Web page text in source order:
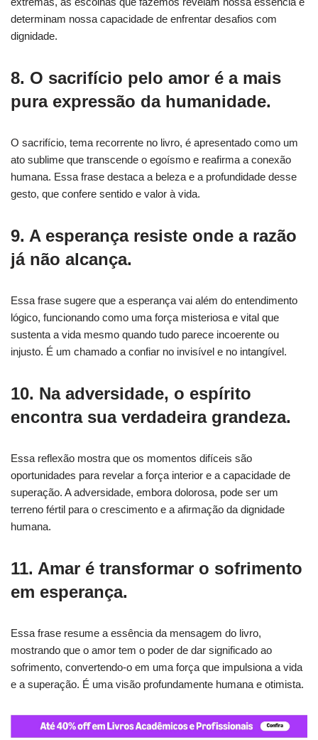
determinam nossa capacidade de enfrentar desafios com
dignidade.
8. O sacrifício pelo amor é a mais
pura expressão da humanidade.
O sacrifício, tema recorrente no livro, é apresentado como um
ato sublime que transcende o egoísmo e reafirma a conexão
humana. Essa frase destaca a beleza e a profundidade desse
gesto, que confere sentido e valor à vida.
9. A esperança resiste onde a razão
já não alcança.
Essa frase sugere que a esperança vai além do entendimento
lógico, funcionando como uma força misteriosa e vital que
sustenta a vida mesmo quando tudo parece incoerente ou
injusto. É um chamado a confiar no invisível e no intangível.
10. Na adversidade, o espírito
encontra sua verdadeira grandeza.
Essa reflexão mostra que os momentos difíceis são
oportunidades para revelar a força interior e a capacidade de
superação. A adversidade, embora dolorosa, pode ser um
terreno fértil para o crescimento e a afirmação da dignidade
humana.
11. Amar é transformar o sofrimento
em esperança.
Essa frase resume a essência da mensagem do livro,
mostrando que o amor tem o poder de dar significado ao
sofrimento, convertendo-o em uma força que impulsiona a vida
e a superação. É uma visão profundamente humana e otimista.